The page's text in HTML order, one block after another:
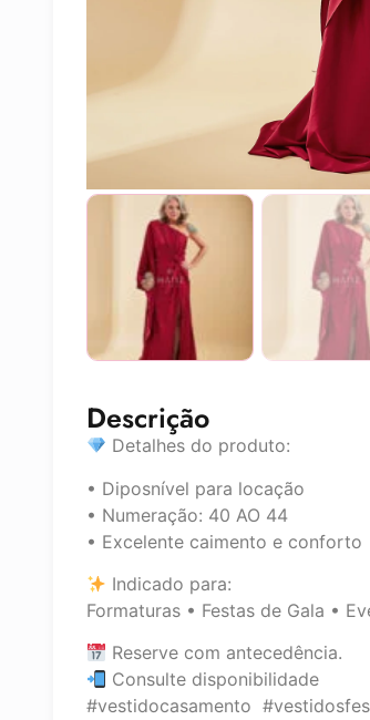
Descrição
Detalhes do produto:
• Diposnível para locação
• Numeração: 40 AO 44
• Excelente caimento e conforto
Indicado para:
Formaturas • Festas de Gala •
Reserve com antecedência.
Consulte disponibilidade
#vestidocasamento